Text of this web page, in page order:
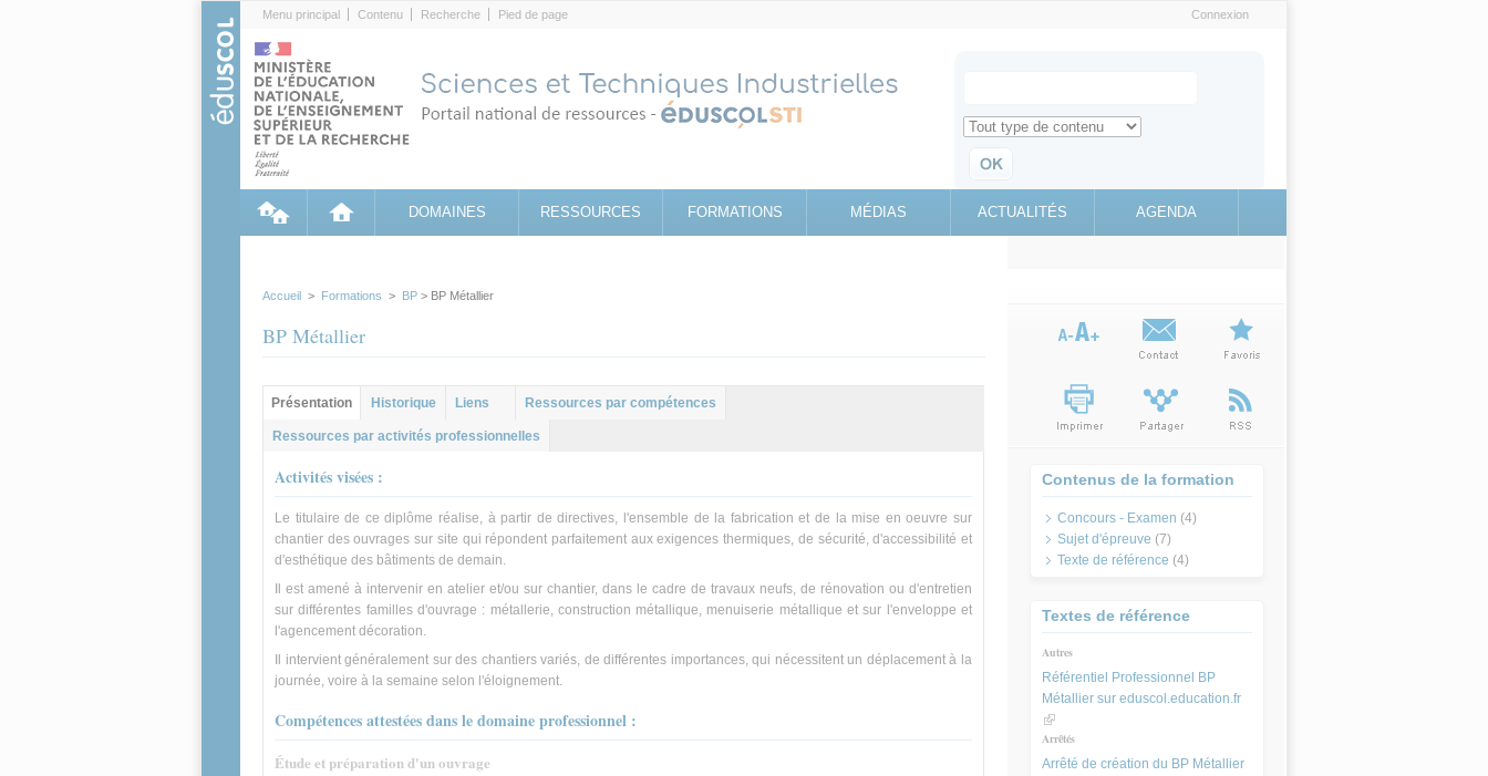
Menu principal Contenu Recherche Pied de page Connexion
Search for
Retrouvez toute l'information sur le site education.gouv.fr
DOMAINES RESSOURCES FORMATIONS MÉDIAS ACTUALITÉS AGENDA
Accueil > Formations > BP > BP Métallier
BP Métallier
Groupe principal
Présentation
Historique Liens Ressources par compétences
Ressources par activités professionnelles
Activités visées :
Le titulaire de ce diplôme réalise, à partir de directives, l'ensemble de la fabrication et de la mise en oeuvre sur
chantier des ouvrages sur site qui répondent parfaitement aux exigences thermiques, de sécurité, d'accessibilité et
d'esthétique des bâtiments de demain.
Il est amené à intervenir en atelier et/ou sur chantier, dans le cadre de travaux neufs, de rénovation ou d'entretien
sur différentes familles d'ouvrage : métallerie, construction métallique, menuiserie métallique et sur l'enveloppe et
l'agencement décoration.
Il intervient généralement sur des chantiers variés, de différentes importances, qui nécessitent un déplacement à la
journée, voire à la semaine selon l'éloignement.
Compétences attestées dans le domaine professionnel :
Étude et préparation d'un ouvrage
Contenus de la formation
Concours - Examen (4)
Sujet d'épreuve (7)
Texte de référence (4)
Textes de référence
Autres
Référentiel Professionnel BP
Métallier sur eduscol.education.fr
(link is external)
Arrêtés
Arrêté de création du BP Métallier